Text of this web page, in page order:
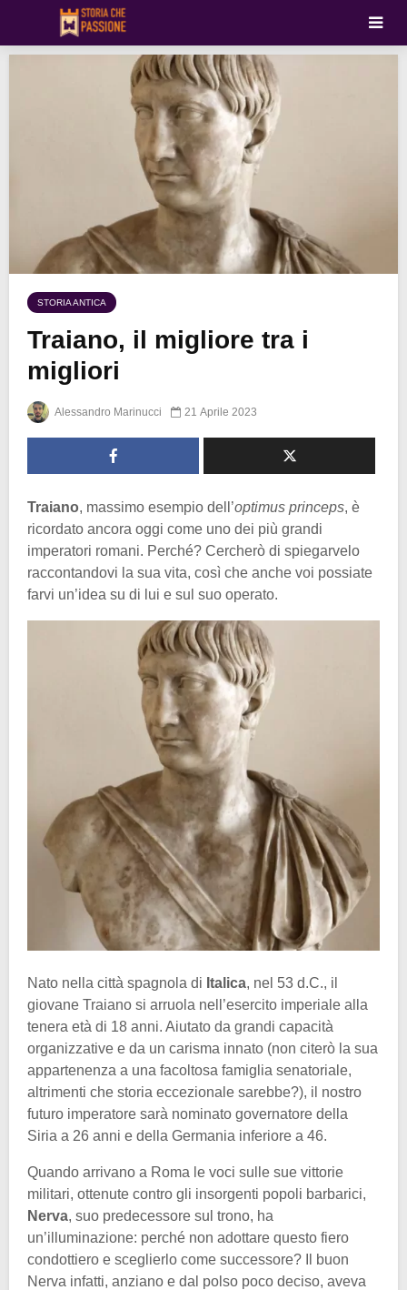
STORIA ANTICA
Traiano, il migliore tra i
migliori
Alessandro Marinucci 21 Aprile 2023
Traiano, massimo esempio dell’optimus princeps, è
ricordato ancora oggi come uno dei più grandi
imperatori romani. Perché? Cercherò di spiegarvelo
raccontandovi la sua vita, così che anche voi possiate
farvi un’idea su di lui e sul suo operato.
Nato nella città spagnola di Italica, nel 53 d.C., il
giovane Traiano si arruola nell’esercito imperiale alla
tenera età di 18 anni. Aiutato da grandi capacità
organizzative e da un carisma innato (non citerò la sua
appartenenza a una facoltosa famiglia senatoriale,
altrimenti che storia eccezionale sarebbe?), il nostro
futuro imperatore sarà nominato governatore della
Siria a 26 anni e della Germania inferiore a 46.
Quando arrivano a Roma le voci sulle sue vittorie
militari, ottenute contro gli insorgenti popoli barbarici,
Nerva, suo predecessore sul trono, ha
un’illuminazione: perché non adottare questo fiero
condottiero e sceglierlo come successore? Il buon
Nerva infatti, anziano e dal polso poco deciso, aveva